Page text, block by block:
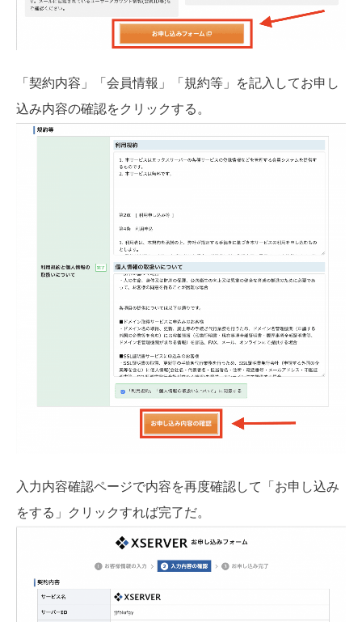
「契約内容」「会員情報」「規約等」を記入してお申し
込み内容の確認をクリックする。
入力内容確認ページで内容を再度確認して「お申し込み
をする」クリックすれば完了だ。